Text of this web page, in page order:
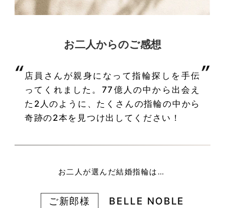
お二人からのご感想
店員さんが親身になって指輪探しを手伝
ってくれました。77億人の中から出会え
た2人のように、たくさんの指輪の中から
奇跡の2本を見つけ出してください！
お二人が選んだ結婚指輪は…
ご新郎様 BELLE NOBLE